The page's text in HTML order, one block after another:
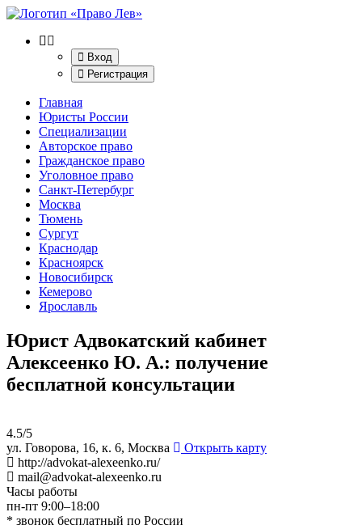
Вход
Регистрация
Главная
Юристы России
Специализации
Авторское право
Гражданское право
Уголовное право
Санкт-Петербург
Москва
Тюмень
Сургут
Краснодар
Красноярск
Новосибирск
Кемерово
Ярославль
Юрист Адвокатский кабинет
Алексеенко Ю. А.: получение
бесплатной консультации
4.5/5
ул. Говорова, 16, к. 6, Москва
Открыть карту
http://advokat-alexeenko.ru/
mail@advokat-alexeenko.ru
Часы работы
пн-пт 9:00–18:00
* звонок бесплатный по России